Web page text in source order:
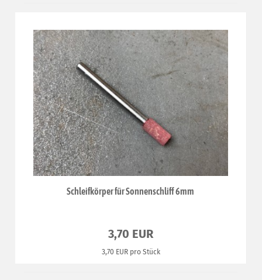
Schleifkörper für Sonnenschliff 6mm
3,70 EUR
3,70 EUR pro Stück